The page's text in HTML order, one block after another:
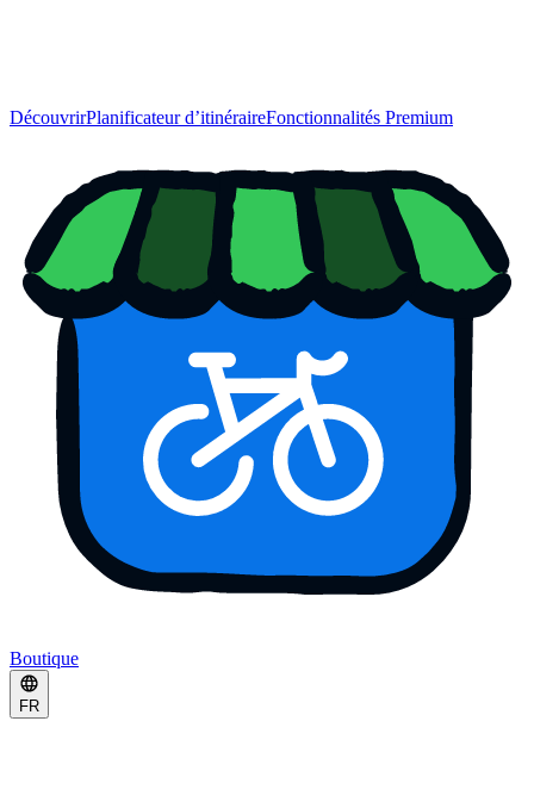
DécouvrirPlanificateur d’itinéraireFonctionnalités Premium
Boutique
FR